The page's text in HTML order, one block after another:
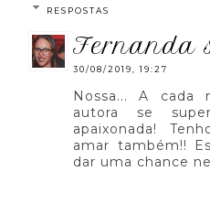
RESPOSTAS
fernanda
30/08/2019, 19:27
Nossa... A
autora se
apaixonada!
amar também!!
dar uma chance